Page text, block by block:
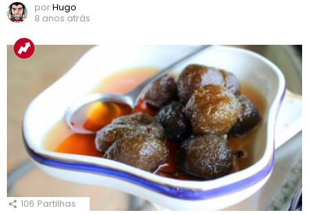
porHugo
8 anos atrás
106 Partilhas